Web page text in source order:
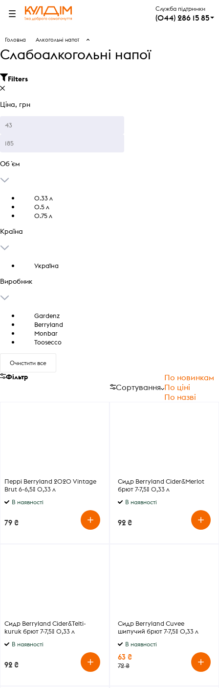
Служба підтримки
(044) 286 15 85
Головна Алкогольні напої
Слабоалкогольні напої
Filters
Ціна, грн
Об `єм
0.33 л
0.5 л
0.75 л
Країна
Україна
Виробник
Gardenz
Berryland
Monbar
Toosecco
Очистити все
Фільтр
Сортування
По новинкам
По ціні
По назві
Перрі Berryland 2020 Vintage
Brut 6-6,5% 0,33 л
В наявності
79 ₴
Сидр Berryland Cider&Merlot
брют 7-7,5% 0,33 л
В наявності
92 ₴
Сидр Berryland Cider&Telti-
kuruk брют 7-7,5% 0,33 л
В наявності
92 ₴
Сидр Berryland Cuvee
шипучий брют 7-7,5% 0,33 л
В наявності
63 ₴
72 ₴